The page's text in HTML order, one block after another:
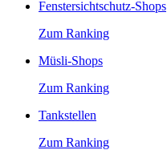
Fenstersichtschutz-Shops
Zum Ranking
Müsli-Shops
Zum Ranking
Tankstellen
Zum Ranking